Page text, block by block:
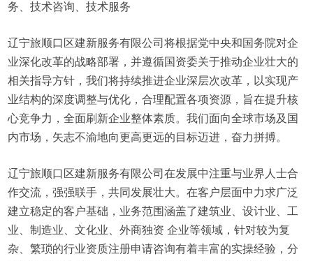
务、技术咨询、技术服务
辽宁旅顺口区建新服务有限公司将根据党中央和国务院对企
业深化改革的战略部署，并遵循国资委关于推动企业壮大的
相关指导方针，我们将持续推进企业深层次改革，以实现产
业结构的深度调整与优化，合理配置各项资源，旨在提升核
心竞争力，全面刷新企业整体素质。我们面向全球市场及国
内市场，矢志不渝地向更高更远的目标迈进，奋力拼搏。
辽宁旅顺口区建新服务有限公司在发展中注重与业界人士合
作交流，强强联手，共同发展壮大。在客户层面中力求广泛
建立稳定的客户基础，业务范围涵盖了建筑业、设计业、工
业、制造业、文化业、外商独资 企业等领域，针对较为复
杂、繁琐的行业资质注册申请咨询有着丰富的实操经验，分